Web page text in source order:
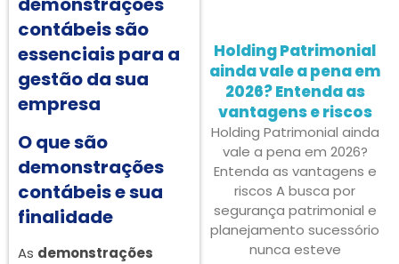
contábeis são
essenciais para a
gestão da sua
empresa
O que são
demonstrações
contábeis e sua
finalidade
As demonstrações
Holding Patrimonial
ainda vale a pena em
2026? Entenda as
vantagens e riscos
Holding Patrimonial ainda
vale a pena em 2026?
Entenda as vantagens e
riscos A busca por
segurança patrimonial e
planejamento sucessório
nunca esteve